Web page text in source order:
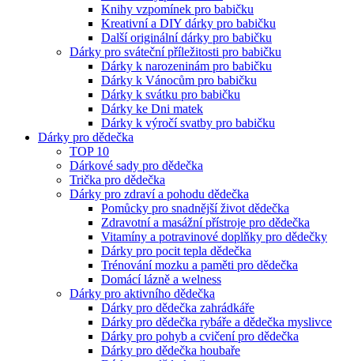
Knihy vzpomínek pro babičku
Kreativní a DIY dárky pro babičku
Další originální dárky pro babičku
Dárky pro sváteční příležitosti pro babičku
Dárky k narozeninám pro babičku
Dárky k Vánocům pro babičku
Dárky k svátku pro babičku
Dárky ke Dni matek
Dárky k výročí svatby pro babičku
Dárky pro dědečka
TOP 10
Dárkové sady pro dědečka
Trička pro dědečka
Dárky pro zdraví a pohodu dědečka
Pomůcky pro snadnější život dědečka
Zdravotní a masážní přístroje pro dědečka
Vitamíny a potravinové doplňky pro dědečky
Dárky pro pocit tepla dědečka
Trénování mozku a paměti pro dědečka
Domácí lázně a welness
Dárky pro aktivního dědečka
Dárky pro dědečka zahrádkáře
Dárky pro dědečka rybáře a dědečka myslivce
Dárky pro pohyb a cvičení pro dědečka
Dárky pro dědečka houbaře